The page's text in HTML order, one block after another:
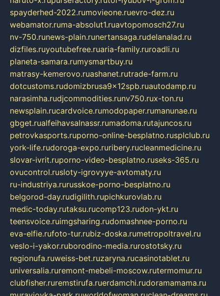
spayderhed-2022.rumovieone.ruevro-dez.ru
webamator.ruma-absolut1.ruavtopomosch27.ru
nv-750.runews-plain.runertansaga.rudelanalad.ru
dizfiles.ruyoutubefree.ruaria-family.ruroadli.ru
planeta-samara.rumysmartbuy.ru
matrasy-kemerovo.ruashanet.rutrade-farm.ru
dotcustoms.rudomizbrusa9x12spb.ruautodamp.ru
narasimha.rudjcommodities.runv750.rux-ton.ru
newsplain.rucardvoice.rumodopaper.rumanunae.ru
gbget.rualfeihavsalnassr.rumadoma.rutajuncos.ru
petrovkasports.ruporno-online-besplatno.rusplclub.ru
york-life.rudoroga-expo.ruribery.rucleanmedicine.ru
slovar-ivrit.ruporno-video-besplatno.ruseks-365.ru
ovucontrol.rusloty-igrovyye-avtomaty.ru
ru-industriya.rurusskoe-porno-besplatno.ru
belgorod-day.rudigilith.rupichkurovlab.ru
medic-today.rutaksu.rucomp123.rudon-ykt.ru
teensvoice.ruimgsharing.rudomashnee-porno.ru
eva-elfie.rufoto-tur.rubiz-doska.rumetropoltravel.ru
veslo-i-yakor.ruborodino-media.rurostotsky.ru
regionufa.ruweiss-bet.ruzaryna.rucasinotablet.ru
universalia.ruremont-mebeli-moscow.rutermomur.ru
clubfisher.ruremstirufa.ruerdamchi.rudoramamama.ru